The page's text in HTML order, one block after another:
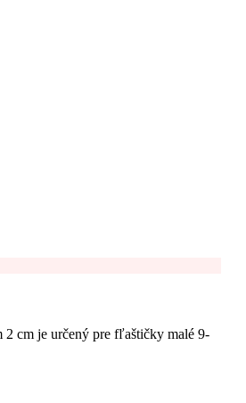
2 cm je určený pre fľaštičky malé 9-